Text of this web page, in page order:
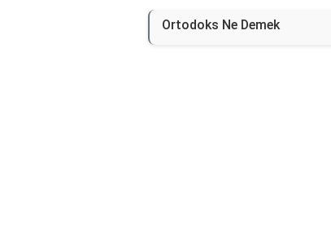
Ortodoks Ne Demek